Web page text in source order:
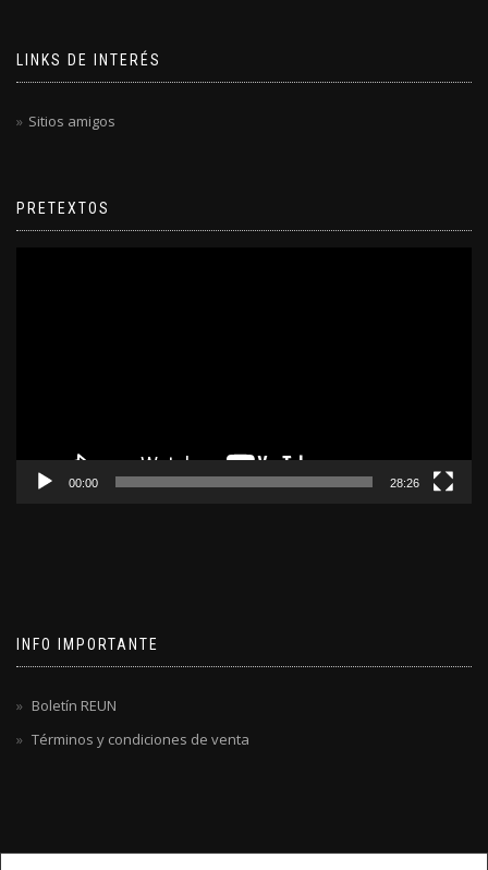
LINKS DE INTERÉS
Sitios amigos
PRETEXTOS
00:00 28:26
INFO IMPORTANTE
Boletín REUN
Términos y condiciones de venta